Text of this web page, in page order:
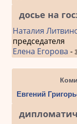
досье на
Наталия
председателя
Елена Егорова -
Евгений